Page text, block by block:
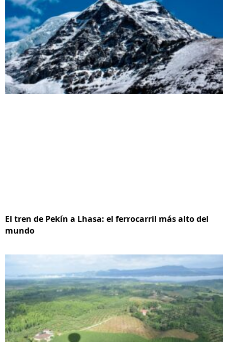
El tren de Pekín a Lhasa: el ferrocarril más alto del
mundo